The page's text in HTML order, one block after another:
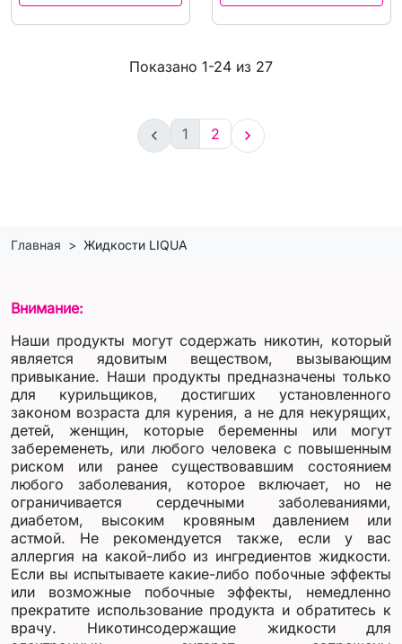
Показано 1-24 из 27
 1 2 
Главная Жидкости LIQUA
Внимание:
Наши продукты могут содержать никотин, который
является ядовитым веществом, вызывающим
привыкание. Наши продукты предназначены только
для курильщиков, достигших установленного
законом возраста для курения, а не для некурящих,
детей, женщин, которые беременны или могут
забеременеть, или любого человека с повышенным
риском или ранее существовавшим состоянием
любого заболевания, которое включает, но не
ограничивается сердечными заболеваниями,
диабетом, высоким кровяным давлением или
астмой. Не рекомендуется также, если у вас
аллергия на какой-либо из ингредиентов жидкости.
Если вы испытываете какие-либо побочные эффекты
или возможные побочные эффекты, немедленно
прекратите использование продукта и обратитесь к
врачу. Никотинсодержащие жидкости для